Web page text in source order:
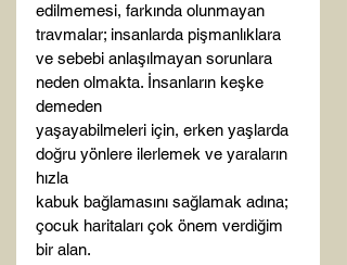
edilmemesi, farkında olunmayan
travmalar; insanlarda pişmanlıklara
ve sebebi anlaşılmayan sorunlara
neden olmakta. İnsanların keşke
demeden
yaşayabilmeleri için, erken yaşlarda
doğru yönlere ilerlemek ve yaraların
hızla
kabuk bağlamasını sağlamak adına;
çocuk haritaları çok önem verdiğim
bir alan.